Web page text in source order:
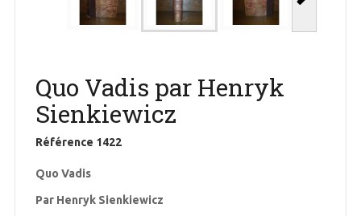
Quo Vadis par Henryk
Sienkiewicz
Référence 1422
Quo Vadis
Par Henryk Sienkiewicz